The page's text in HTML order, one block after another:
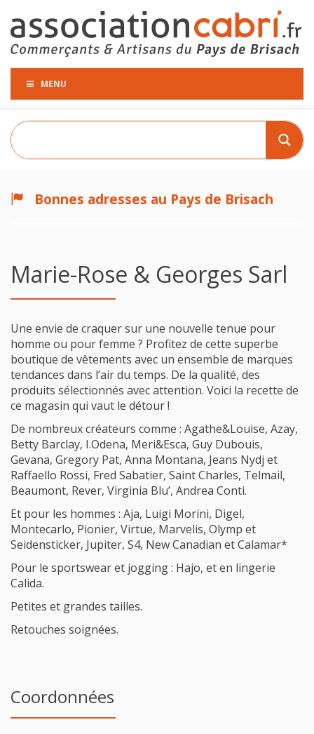
MENU
Bonnes adresses au Pays de Brisach
Marie-Rose & Georges Sarl
Une envie de craquer sur une nouvelle tenue pour
homme ou pour femme ? Profitez de cette superbe
boutique de vêtements avec un ensemble de marques
tendances dans l’air du temps. De la qualité, des
produits sélectionnés avec attention. Voici la recette de
ce magasin qui vaut le détour !
De nombreux créateurs comme : Agathe&Louise, Azay,
Betty Barclay, I.Odena, Meri&Esca, Guy Dubouis,
Gevana, Gregory Pat, Anna Montana, Jeans Nydj et
Raffaello Rossi, Fred Sabatier, Saint Charles, Telmail,
Beaumont, Rever, Virginia Blu’, Andrea Conti.
Et pour les hommes : Aja, Luigi Morini, Digel,
Montecarlo, Pionier, Virtue, Marvelis, Olymp et
Seidensticker, Jupiter, S4, New Canadian et Calamar*
Pour le sportswear et jogging : Hajo, et en lingerie
Calida.
Petites et grandes tailles.
Retouches soignées.
Coordonnées